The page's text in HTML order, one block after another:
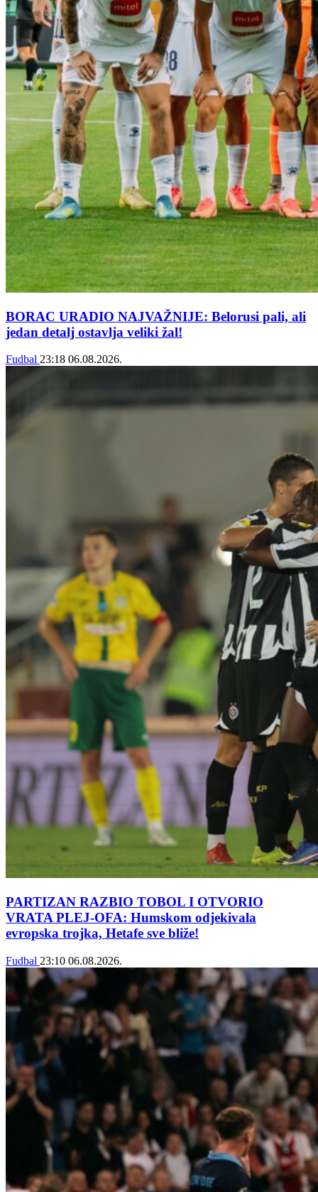
BORAC URADIO NAJVAŽNIJE: Belorusi pali, ali
jedan detalj ostavlja veliki žal!
Fudbal 23:18 06.08.2026.
PARTIZAN RAZBIO TOBOL I OTVORIO
VRATA PLEJ-OFA: Humskom odjekivala
evropska trojka, Hetafe sve bliže!
Fudbal 23:10 06.08.2026.